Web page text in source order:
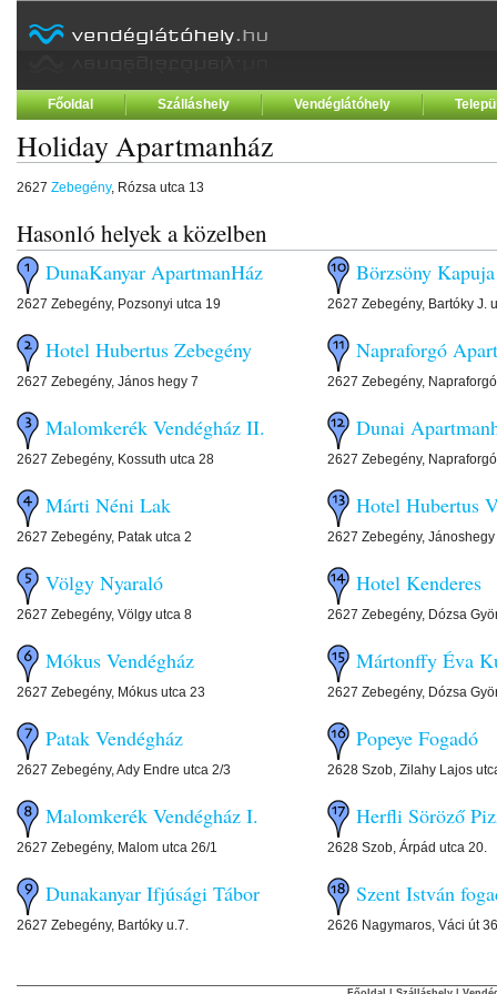
Főoldal Szálláshely Vendéglátóhely
Holiday Apartmanház
2627 Zebegény, Rózsa utca 13
Hasonló helyek a közelben
DunaKanyar ApartmanHáz
2627 Zebegény, Pozsonyi utca 19
Hotel Hubertus Zebegény
2627 Zebegény, János hegy 7
Malomkerék Vendégház II.
2627 Zebegény, Kossuth utca 28
Márti Néni Lak
2627 Zebegény, Patak utca 2
Völgy Nyaraló
2627 Zebegény, Völgy utca 8
Mókus Vendégház
2627 Zebegény, Mókus utca 23
Patak Vendégház
2627 Zebegény, Ady Endre utca 2/3
Malomkerék Vendégház I.
2627 Zebegény, Malom utca 26/1
Dunakanyar Ifjúsági Tábor
2627 Zebegény, Bartóky u.7.
Börzsöny
2627 Zebegény, Bartóky J.
Napraforgó
2627 Zebegény,
Dunai
2627 Zebegény,
Hotel Hubertus
2627 Zebegény,
Hotel Kenderes
2627 Zebegény, Dózsa
Mártonffy Éva
2627 Zebegény, Dózsa
Popeye Fogadó
2628 Szob, Zilahy Lajos
Herfli Söröző
2628 Szob, Árpád utca 20.
Szent István
2626 Nagymaros, Váci út